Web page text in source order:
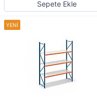
Sepete Ekle